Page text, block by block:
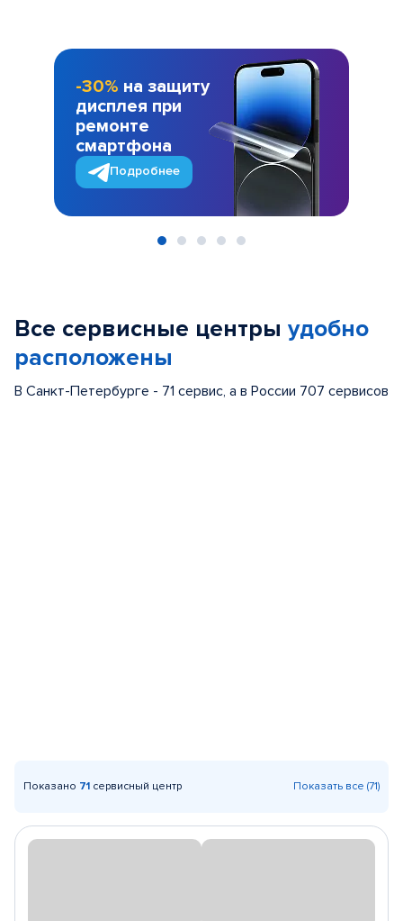
-30% на защиту
дисплея при
ремонте
смартфона
Подробнее
Все сервисные центры удобно
расположены
В Санкт-Петербурге - 71 сервис, а в России 707 сервисов
Показано 71 сервисный центр Показать все (71)